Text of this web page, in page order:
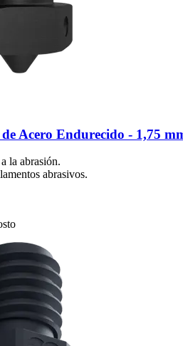
Acero Endurecido -​ 1,75
la abrasión.
abrasivos.